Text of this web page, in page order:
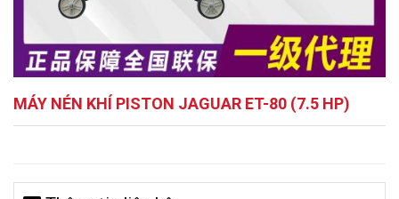
MÁY NÉN KHÍ PISTON JAGUAR ET-80 (7.5 HP)